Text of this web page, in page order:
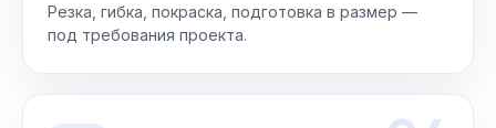
Резка, гибка, покраска, подготовка в размер —
под требования проекта.